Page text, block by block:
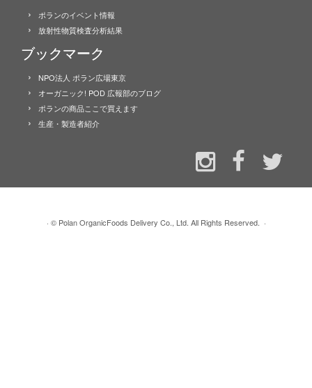
ポランのイベント情報
放射性物質検査分析結果
ブックマーク
NPO法人 ポラン広場東京
オーガニック! POD 広報部のブログ
ポランの商品ここで買えます
生産・製造者紹介
· © Polan OrganicFoods Delivery Co., Ltd. All Rights Reserved. ·